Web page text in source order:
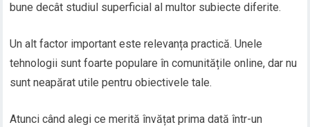
bune decât studiul superficial al multor subiecte diferite.
Un alt factor important este relevanța practică. Unele
tehnologii sunt foarte populare în comunitățile online, dar nu
sunt neapărat utile pentru obiectivele tale.
Atunci când alegi ce merită învățat prima dată într-un